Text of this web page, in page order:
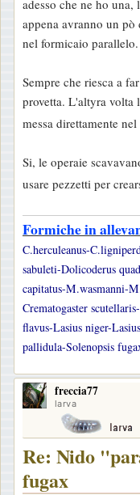
adesso che ne ho una,
appena avranno un
nel formicaio parallelo.
Sempre che riesca a
provetta. L'altyra volta
messa direttamente
Si, le operaie
usare pezzetti per
Formiche in
C.herculeanus-
sabuleti-Dolicoderus
capitatus-M.wasmanni-
Crematogaster
flavus-Lasius niger-
pallidula-Solenopsis
freccia77
larva
Re: Nido
fugax